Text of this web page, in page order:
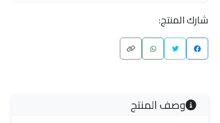
شارك المنتج:
وصف المنتج